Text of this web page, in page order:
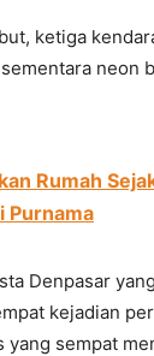
ketiga
neon
Rumah
Purnama
Denpasar
kejadian
sempat